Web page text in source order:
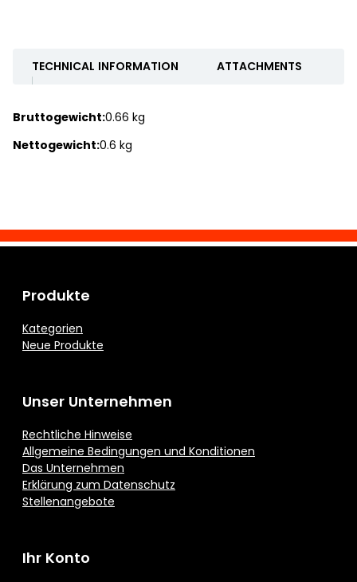
TECHNICAL INFORMATION ATTACHMENTS
Bruttogewicht:0.66 kg
Nettogewicht:0.6 kg
Produkte
Kategorien
Neue Produkte
Unser Unternehmen
Rechtliche Hinweise
Allgemeine Bedingungen und Konditionen
Das Unternehmen
Erklärung zum Datenschutz
Stellenangebote
Ihr Konto